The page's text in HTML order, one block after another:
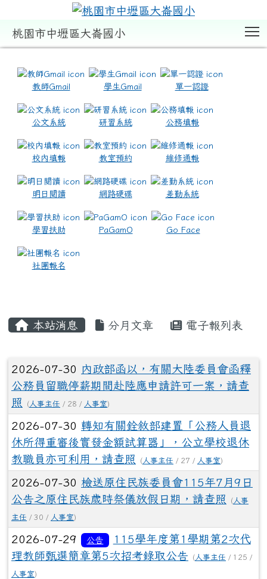
桃園市中壢區大崙國小
教師Gmail 學生Gmail 單一認證
公文系統 研習系統 公務填報
校內填報 教室預約 維修通報
明日閱讀 網路硬碟 差勤系統
學習扶助 PaGamO Go Face
社團報名
本站消息 分月文章 電子報列表
文章列表
2026-07-30 內政部函以，有關大陸委員會函釋
公務員留職停薪期間赴陸應申請許可一案，請查
照
( 人事主任 / 28 / 人事室)
2026-07-30 轉知有關銓敘部建置「公務人員退
休所得重審後實發金額試算器」，公立學校退休
教職員亦可利用，請查照
( 人事主任 / 27 / 人事室)
2026-07-30 檢送原住民族委員會115年7月9日
公告之原住民族歲時祭儀放假日期，請查照
( 人事
主任 / 30 / 人事室)
2026-07-29 公告
115學年度第1學期第2次代
理教師甄選簡章第5次招考錄取公告
( 人事主任 / 125 /
人事室)